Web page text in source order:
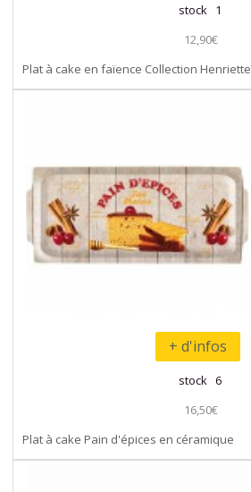
stock 1
12,90€
Plat à cake en faïence Collection Henriette
+ d'infos
stock 6
16,50€
Plat à cake Pain d'épices en céramique